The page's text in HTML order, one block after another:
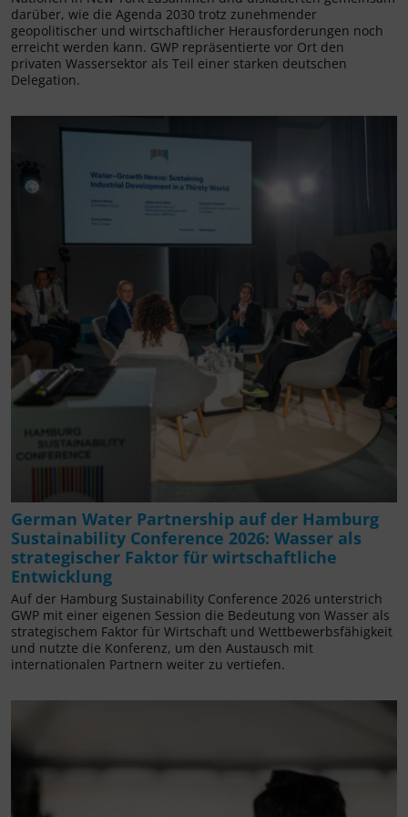
darüber, wie die Agenda 2030 trotz zunehmender
geopolitischer und wirtschaftlicher Herausforderungen noch
erreicht werden kann. GWP repräsentierte vor Ort den
privaten Wassersektor als Teil einer starken deutschen
Delegation.
German Water Partnership auf der Hamburg
Sustainability Conference 2026: Wasser als
strategischer Faktor für wirtschaftliche
Entwicklung
Auf der Hamburg Sustainability Conference 2026 unterstrich
GWP mit einer eigenen Session die Bedeutung von Wasser als
strategischem Faktor für Wirtschaft und Wettbewerbsfähigkeit
und nutzte die Konferenz, um den Austausch mit
internationalen Partnern weiter zu vertiefen.